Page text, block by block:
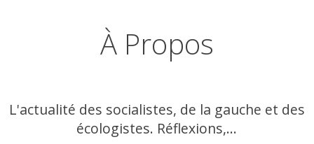
À Propos
L'actualité des socialistes, de la gauche et des
écologistes. Réflexions,...